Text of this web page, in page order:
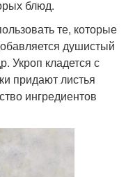
блюд.
те, которые
душистый
Укроп кладется с
придают листья
ингредиентов